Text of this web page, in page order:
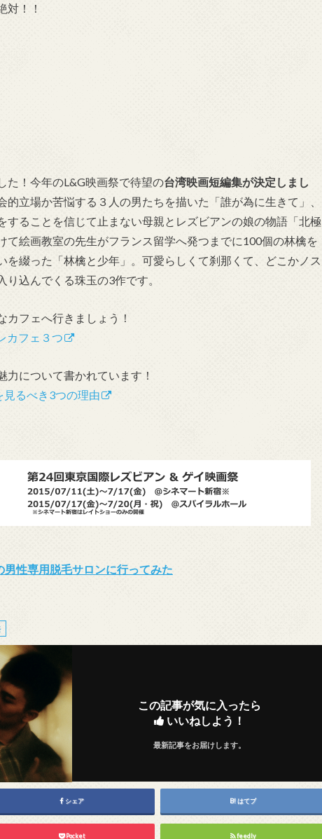
対！！
た！今年のL&G映画祭で待望の台湾映画短編集が決定しまし
的立場か苦悩する３人の男たちを描いた「誰が為に生きて」、
することを信じて止まない母親とレズビアンの娘の物語「北極
て絵画教室の先生がフランス留学へ発つまでに100個の林檎を
を綴った「林檎と少年」。可愛らしくて刹那くて、どこかノス
込んでくる珠玉の3作です。
フェへ行きましょう！
カフェ３つ
力について書かれています！
るべき3つの理由
性専用脱毛サロンに行ってみた
この記事が気に入ったら
いいねしよう！
最新記事をお届けします。
シェア はてブ
Pocket feedly